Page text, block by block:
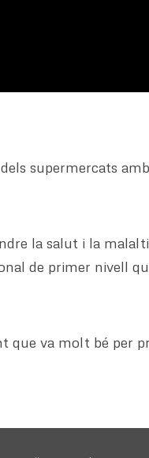
supermercats
la salut i la
de primer nivell
que va molt bé per